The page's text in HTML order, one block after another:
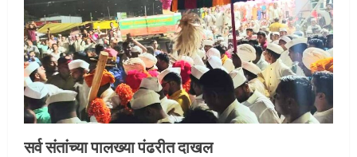
सर्व संतांच्या पालख्या पंढरीत दाखल